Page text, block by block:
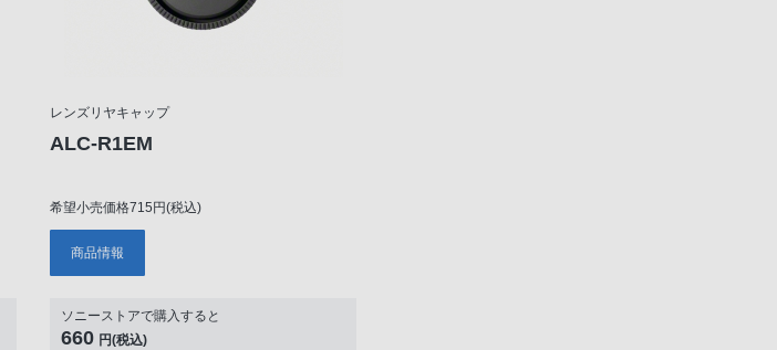
レンズリヤキャップ
ALC-R1EM
希望小売価格715円(税込)
商品情報
ソニーストアで購入すると
660 円(税込)